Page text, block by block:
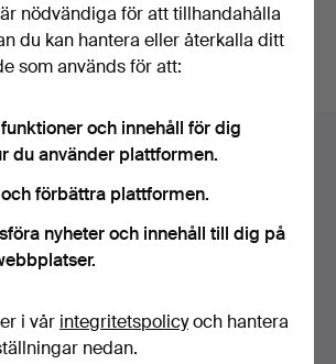
vidare måste du godkänna villkoren.
nödvändiga för att tillhandahålla
du kan hantera eller återkalla ditt
som används för att:
och innehåll för dig
du använder plattformen.
förbättra plattformen.
nyheter och innehåll till dig på
i vår integritetspolicyoch hantera
nedan.